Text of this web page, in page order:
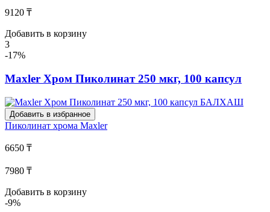
9120 ₸
Добавить в корзину
3
-17%
Maxler Хром Пиколинат 250 мкг, 100 капсул
Добавить в избранное
Пиколинат хрома Maxler
6650 ₸
7980 ₸
Добавить в корзину
-9%